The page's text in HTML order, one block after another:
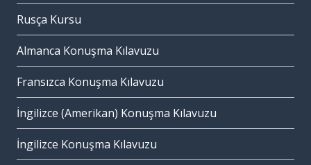
Rusça Kursu
Almanca Konuşma Kılavuzu
Fransızca Konuşma Kılavuzu
İngilizce (Amerikan) Konuşma Kılavuzu
İngilizce Konuşma Kılavuzu